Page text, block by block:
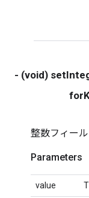
- (void)
整数フィール
Parameters
value